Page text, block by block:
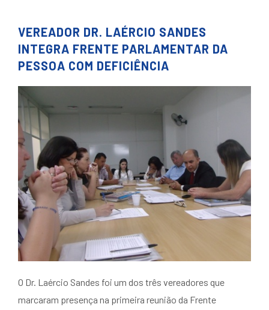
VEREADOR DR. LAÉRCIO SANDES
INTEGRA FRENTE PARLAMENTAR DA
PESSOA COM DEFICIÊNCIA
O Dr. Laércio Sandes foi um dos três vereadores que
marcaram presença na primeira reunião da Frente